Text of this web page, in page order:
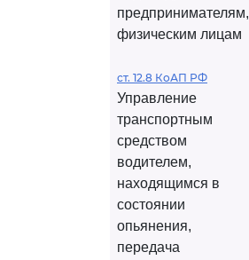
предпринимателям,
физическим лицам
ст. 12.8 КоАП РФ
Управление
транспортным
средством
водителем,
находящимся в
состоянии
опьянения,
передача